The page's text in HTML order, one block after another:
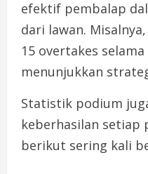
efektif pembalap
dari lawan.
15 overtakes
menunjukkan
Statistik podium
keberhasilan setiap
berikut sering kali